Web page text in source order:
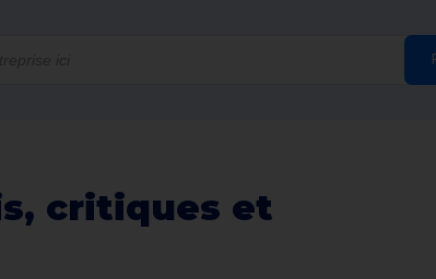
critiques et